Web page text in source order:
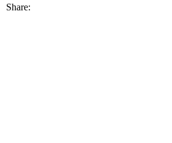
Share: